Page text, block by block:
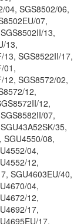
04, SGS8502/06,
07,
13,
13,
13, SGS8522II/17,
01,
12, SGS8572/02,
12,
12,
07,
35,
SGU4550/08,
04,
12,
SGU4603EU/40,
04,
12,
17,
17,